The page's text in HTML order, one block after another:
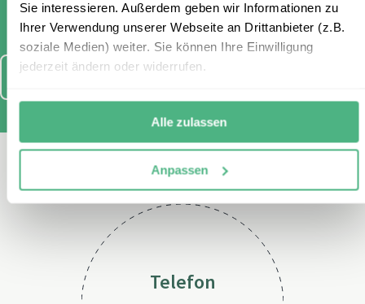
Sie interessieren. Außerdem geben wir Informationen zu
Ihrer Verwendung unserer Webseite an Drittanbieter (z.B.
soziale Medien) weiter. Sie können Ihre Einwilligung
jederzeit ändern oder widerrufen.
Alle zulassen
Anpassen
zu.
Kontaktieren Sie uns
Telefon